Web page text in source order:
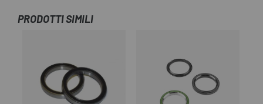
PRODOTTI SIMILI